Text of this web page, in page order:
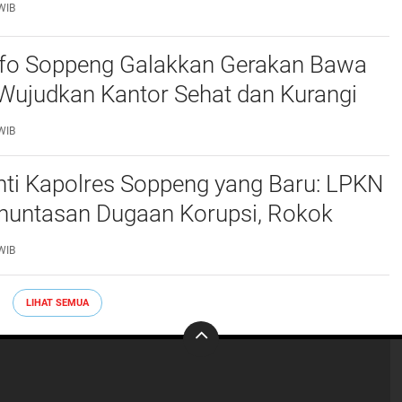
Soppeng Galakkan Gerakan Bawa
Kantor Sehat dan Kurangi
Kapolres Soppeng yang Baru: LPKN
Dugaan Korupsi, Rokok
Tambang Tak Berizin
LIHAT SEMUA